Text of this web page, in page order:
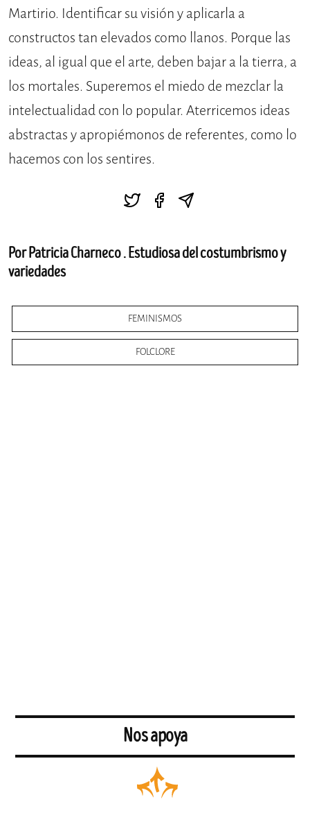
Martirio. Identificar su visión y aplicarla a
constructos tan elevados como llanos. Porque las
ideas, al igual que el arte, deben bajar a la tierra, a
los mortales. Superemos el miedo de mezclar la
intelectualidad con lo popular. Aterricemos ideas
abstractas y apropiémonos de referentes, como lo
hacemos con los sentires.
Por Patricia Charneco . Estudiosa del costumbrismo y
variedades
FEMINISMOS
FOLCLORE
Nos apoya